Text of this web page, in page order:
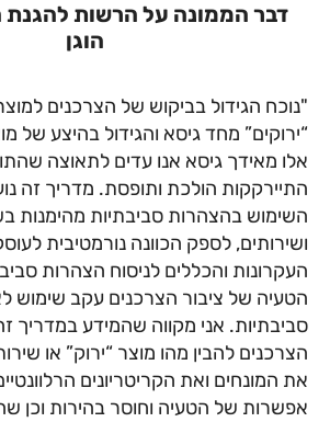
דבר הממונה על הרשות להגנת
הוגן
"נוכח הגידול בביקוש של הצרכנים
“ירוקים” מחד גיסא והגידול בהיצע של
אלו מאידך גיסא אנו עדים לתאוצה
התיירקקות הולכת ותופסת. מדריך זה
השימוש בהצהרות סביבתיות מהימנות
ושירותים, לספק הכוונה נורמטיבית
העקרונות והכללים לניסוח הצהרות
הטעיה של ציבור הצרכנים עקב שימוש
סביבתיות. אני מקווה שהמידע במדריך זה
הצרכנים להבין מהו מוצר “ירוק” או
את המונחים ואת הקריטריונים
אפשרות של הטעיה וחוסר בהירות וכן